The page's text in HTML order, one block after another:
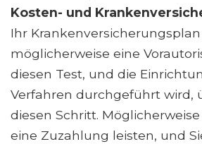
Kosten- und
Ihr
möglicherweise eine
diesen Test, und die
Verfahren durchgeführt wird,
diesen Schritt.
eine Zuzahlung leisten, und